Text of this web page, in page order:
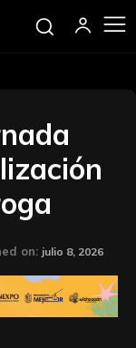
on: julio 8, 2026